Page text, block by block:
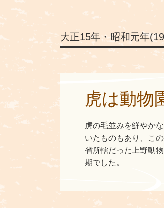
大正15年・昭和元年
虎は動物
虎の毛並みを鮮やか
いたものもあり、こ
省所轄だった上野動
期でした。